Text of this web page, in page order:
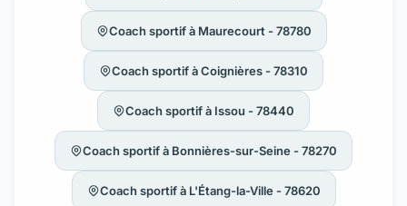
Coach sportif à Maurecourt - 78780
Coach sportif à Coignières - 78310
Coach sportif à Issou - 78440
Coach sportif à Bonnières-sur-Seine - 78270
Coach sportif à L'Étang-la-Ville - 78620